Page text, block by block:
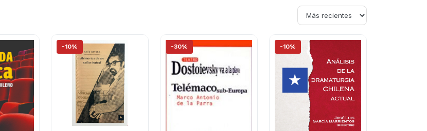
-10% -30% -10%